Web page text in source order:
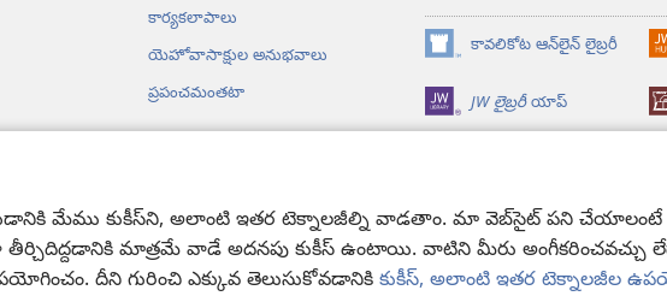
మేము కుకీస్‌ని, అలాంటి ఇతర టెక్నాలజీల్ని వాడతాం. మా వెబ్‌సైట్‌ పని చేయాలంటే
మాత్రమే వాడే అదనపు కుకీస్‌ ఉంటాయి. వాటిని మీరు అంగీకరించవచ్చు
దీని గురించి ఎక్కువ తెలుసుకోవడానికి కుకీస్, అలాంటి ఇతర టెక్నాలజీల
పఠనం
కార్యకలాపాలు
యెహోవాసాక్షుల అనుభవాలు
ప్రపంచమంతటా
విండో
ఓపెన్‌
అవుతుంది)
కావలికోట ఆన్‌లైన్‌ లైబ్రరీ
(కొత్త
విండో
ఓపెన్‌
అవుతుంది)
JW లైబ్రరీయాప్‌